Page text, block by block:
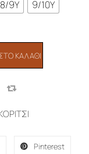
8/9Y 9/10Y
ΚΑΛΆΘΙ
Pinterest